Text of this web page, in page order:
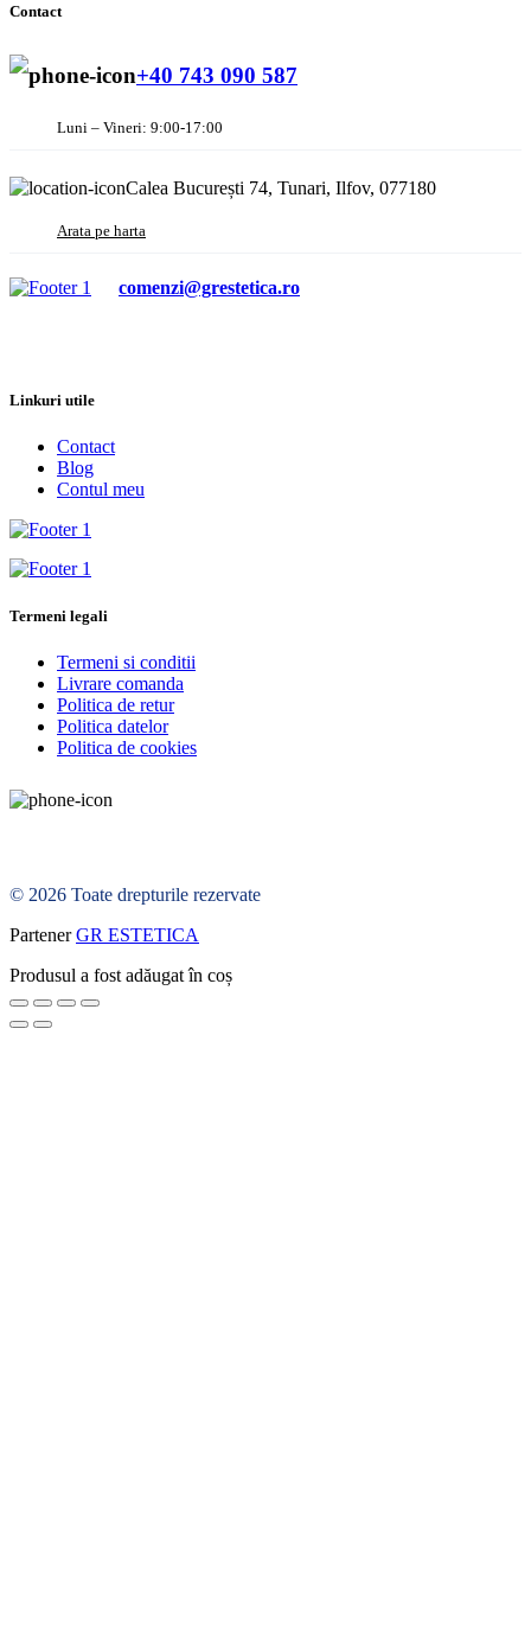
Contact
+40 743 090 587
Luni – Vineri: 9:00-17:00
Calea București 74, Tunari, Ilfov, 077180
Arata pe harta
comenzi@grestetica.ro
Linkuri utile
Contact
Blog
Contul meu
Termeni legali
Termeni si conditii
Livrare comanda
Politica de retur
Politica datelor
Politica de cookies
© 2026 Toate drepturile rezervate
PartenerGR ESTETICA
Produsul a fost adăugat în coș